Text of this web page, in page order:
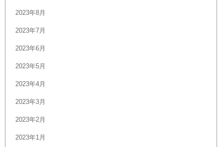
2023年8月
2023年7月
2023年6月
2023年5月
2023年4月
2023年3月
2023年2月
2023年1月